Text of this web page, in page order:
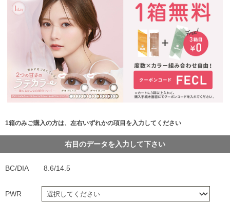
1箱のみご購入の方は、左右いずれかの項目を入力してください
右目のデータを入力して下さい
BC/DIA 8.6/14.5
PWR